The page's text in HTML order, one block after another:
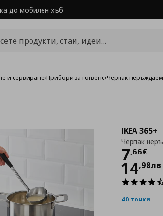
до мобилен хъб
и сервиране›Прибори за готвене›Черпак неръждаем
IKEA 365+
Черпак
7,66€
Цена
14,98лв
40 точки